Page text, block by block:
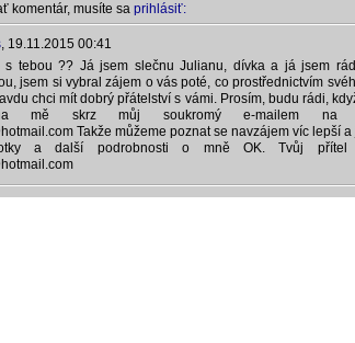
komentár, musíte sa prihlásiť:
, 19.11.2015 00:41
s tebou ?? Já jsem slečnu Julianu, dívka a já jsem
jsem si vybral zájem o vás poté, co prostřednictvím
chci mít dobrý přátelství s vámi. Prosím, budu rádi,
mě skrz můj soukromý e-mailem na
Takže můžeme poznat se navzájem víc lepší a
a další podrobnosti o mně OK. Tvůj přítel